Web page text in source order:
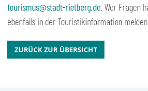
tourismus@stadt-rietberg.de. Wer Fragen
ebenfalls in der Touristikinformation
ZURÜCK ZUR ÜBERSICHT